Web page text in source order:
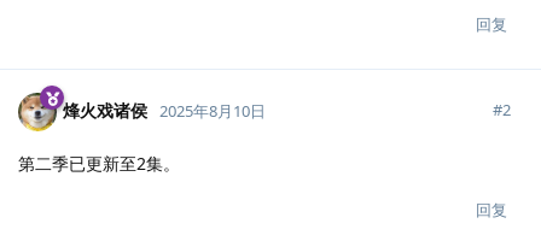
回复
烽火戏诸侯 2025年8月10日 #2
第二季已更新至2集。
回复